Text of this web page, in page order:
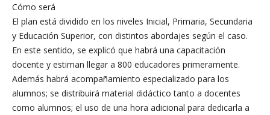
Cómo será
El plan está dividido en los niveles Inicial, Primaria, Secundaria
y Educación Superior, con distintos abordajes según el caso.
En este sentido, se explicó que habrá una capacitación
docente y estiman llegar a 800 educadores primeramente.
Además habrá acompañamiento especializado para los
alumnos; se distribuirá material didáctico tanto a docentes
como alumnos; el uso de una hora adicional para dedicarla a